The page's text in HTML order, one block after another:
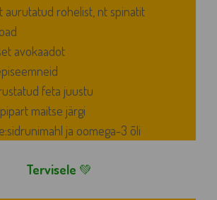
aurutatud rohelist, nt spinatit
avokaadot
feta juustu
maitse järgi
ja oomega-3 õli
Tervisele 💚